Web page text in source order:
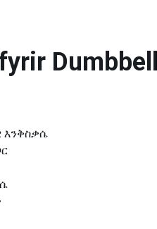
እንቅስቃሴ